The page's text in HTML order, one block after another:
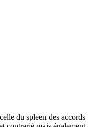
du spleen des accords